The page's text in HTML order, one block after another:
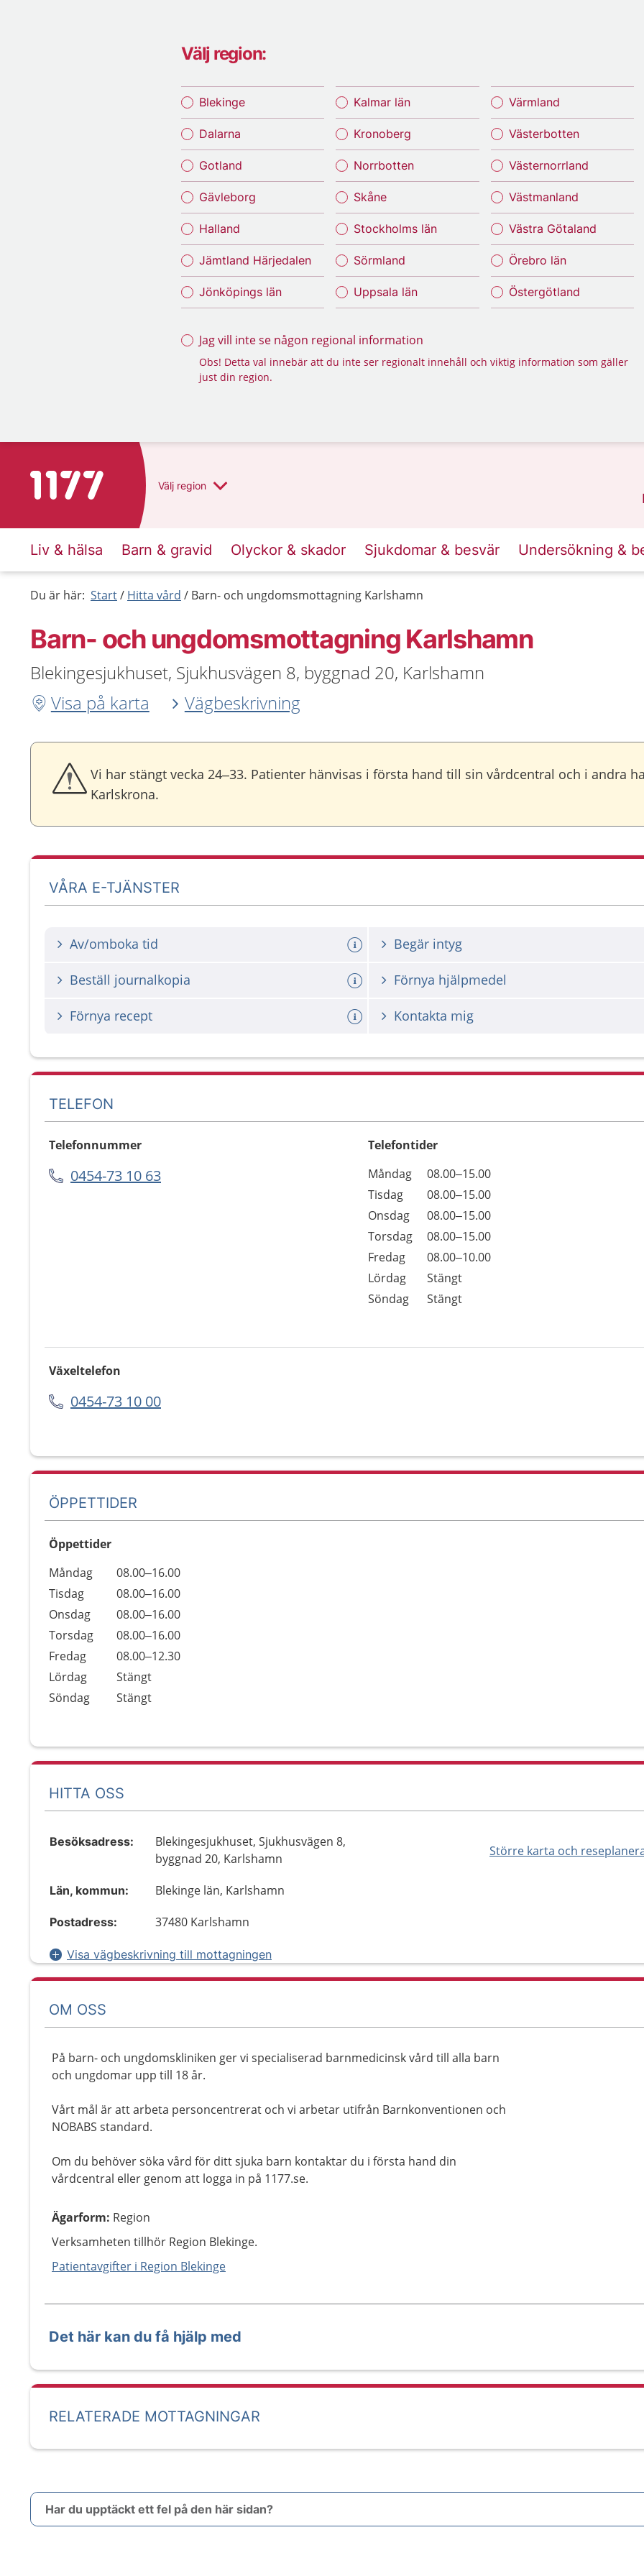
Välj region:
Blekinge
Dalarna
Gotland
Gävleborg
Halland
Jämtland Härjedalen
Jönköpings län
Kalmar län
Kronoberg
Norrbotten
Skåne
Stockholms län
Sörmland
Uppsala län
Värmland
Västerbotten
Västernorrland
Västmanland
Västra Götaland
Örebro län
Östergötland
Jag vill inte se någon regional information
Obs! Detta val innebär att du inte ser regionalt innehåll och viktig information som gäller
just din region.
Till startsidan för 1177 Välj region
Liv & hälsa Barn & gravid Olyckor & skador Sjukdomar & besvär Undersökning &
Du är här: Start Hitta vård Barn- och ungdomsmottagning Karlshamn
Barn- och ungdoms­mottagning Karlshamn
Blekingesjukhuset, Sjukhusvägen 8, byggnad 20, Karlshamn
Visa på karta
Vägbeskrivning
Vi har stängt vecka 24–33. Patienter hänvisas i första hand till sin vårdcentral och i andra
Karlskrona.
VÅRA E-TJÄNSTER
Av/omboka tid Begär intyg
Beställ journalkopia Förnya hjälpmedel
Förnya recept Kontakta mig
TELEFON
Telefonnummer
0454-73 10 63
Telefontider
Dag
Öppettider
Kommentarer
Måndag
08.00–15.00
Tisdag
08.00–15.00
Onsdag
08.00–15.00
Torsdag
08.00–15.00
Fredag
08.00–10.00
Lördag
Stängt
Söndag
Stängt
Växeltelefon
0454-73 10 00
ÖPPETTIDER
Öppettider
Dag
Öppettider
Kommentarer
Måndag
08.00–16.00
Tisdag
08.00–16.00
Onsdag
08.00–16.00
Torsdag
08.00–16.00
Fredag
08.00–12.30
Lördag
Stängt
Söndag
Stängt
HITTA OSS
Större karta och
Besöksadress:
Blekingesjukhuset, Sjukhusvägen 8,
byggnad 20, Karlshamn
Län, kommun: Blekinge län, Karlshamn
Postadress: 37480 Karlshamn
Visa vägbeskrivning till mottagningen
OM OSS
På barn- och ungdomskliniken ger vi specialiserad barnmedicinsk vård till alla barn
och ungdomar upp till 18 år.
Vårt mål är att arbeta personcentrerat och vi arbetar utifrån Barnkonventionen och
NOBABS standard.
Om du behöver söka vård för ditt sjuka barn kontaktar du i första hand din
vårdcentral eller genom att logga in på 1177.se.
Ägarform: Region
Verksamheten tillhör Region Blekinge.
Patientavgifter i Region Blekinge
Det här kan du få hjälp med
RELATERADE MOTTAGNINGAR
Har du upptäckt ett fel på den här sidan?